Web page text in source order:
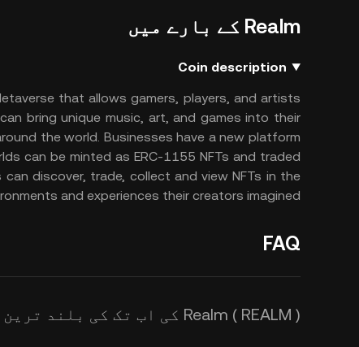
Realm کے بارے میں
Coin description
that allows gamers, players, and artists
bring unique music, art, and games into their
the world. Businesses have a new platform
can be minted as ERC-1155 NFTs and traded
discover, trade, collect and view NFTs in the
and experiences their creators imagined.
FAQ
Realm ( REALM ) کی اب تک کی بلند ترین قیمت کیا ہے؟